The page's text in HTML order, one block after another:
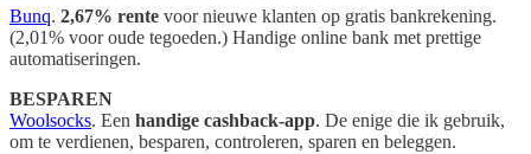
Bunq. 2,67% rente voor nieuwe klanten op gratis bankrekening.
(2,01% voor oude tegoeden.) Handige online bank met prettige
automatiseringen.
BESPAREN
Woolsocks. Een handige cashback-app. De enige die ik gebruik,
om te verdienen, besparen, controleren, sparen en beleggen.